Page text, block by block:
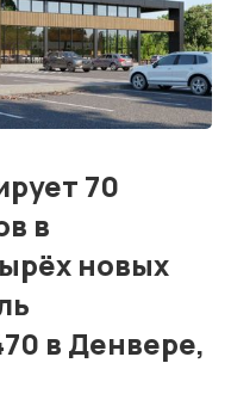
материалов
70
в
новых
в Денвере,